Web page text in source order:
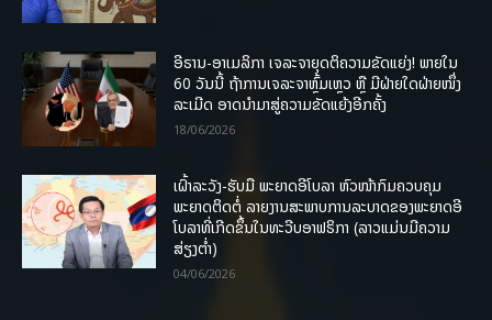
ອີຣານ-ອາເມລິກາ ເຈລະຈາຍຸດຕິຄວາມຂັດແຍ່ງ! ພາຍໃນ
60 ວັນນີ້ ຖ້າການເຈລະຈາຫຼົ້ມເຫຼວ ຫຼື ມີຝ່າຍໃດຝ່າຍໜຶ່ງ
ລະເມີດ ອາດນໍາມາສູ່ຄວາມຂັດແຍ້ງອີກຄັ້ງ
18/06/2026
ເຝົ້າລະວັງ-ຮັບມື ພະຍາດອີໂບລາ ຫົວໜ້າກົມຄວບຄຸມ
ພະຍາດຕິດຕໍ່ ລາຍງານສະພາບການລະບາດຂອງພະຍາດອີ
ໂບລາທີ່ເກີດຂຶ້ນໃນທະວີບອາຟຣິກາ (ລາວແມ່ນມີຄວາມ
ສ່ຽງຕໍ່າ)
04/06/2026